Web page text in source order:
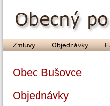
Zmluvy Objednávky
Obec Bušovce
Objednávky